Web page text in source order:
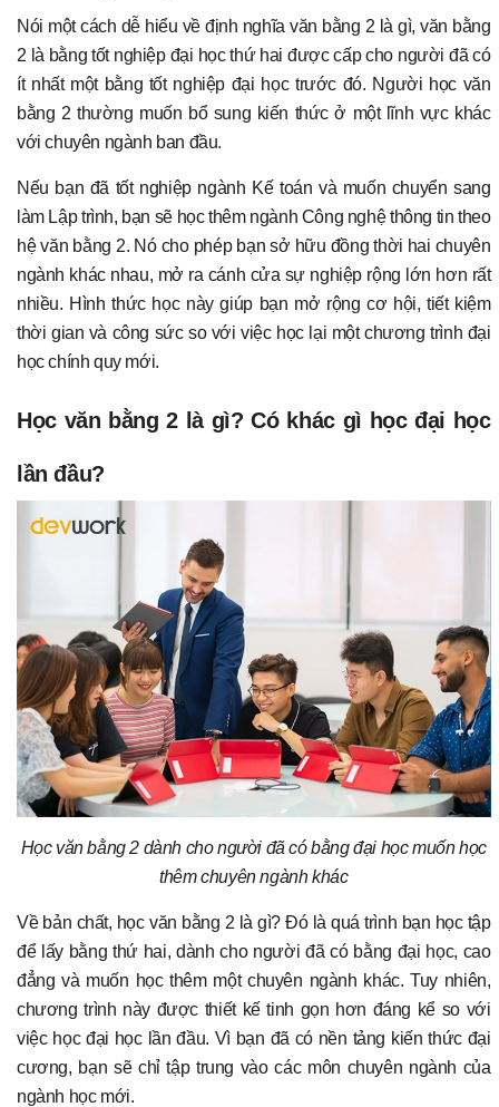
Nói một cách dễ hiểu về định nghĩa văn bằng 2 là gì, văn bằng
2 là bằng tốt nghiệp đại học thứ hai được cấp cho người đã có
ít nhất một bằng tốt nghiệp đại học trước đó. Người học văn
bằng 2 thường muốn bổ sung kiến thức ở một lĩnh vực khác
với chuyên ngành ban đầu.
Nếu bạn đã tốt nghiệp ngành Kế toán và muốn chuyển sang
làm Lập trình, bạn sẽ học thêm ngành Công nghệ thông tin theo
hệ văn bằng 2. Nó cho phép bạn sở hữu đồng thời hai chuyên
ngành khác nhau, mở ra cánh cửa sự nghiệp rộng lớn hơn rất
nhiều. Hình thức học này giúp bạn mở rộng cơ hội, tiết kiệm
thời gian và công sức so với việc học lại một chương trình đại
học chính quy mới.
Học văn bằng 2 là gì? Có khác gì học đại học
lần đầu?
Học văn bằng 2 dành cho người đã có bằng đại học muốn học
thêm chuyên ngành khác
Về bản chất, học văn bằng 2 là gì? Đó là quá trình bạn học tập
để lấy bằng thứ hai, dành cho người đã có bằng đại học, cao
đẳng và muốn học thêm một chuyên ngành khác. Tuy nhiên,
chương trình này được thiết kế tinh gọn hơn đáng kể so với
việc học đại học lần đầu. Vì bạn đã có nền tảng kiến thức đại
cương, bạn sẽ chỉ tập trung vào các môn chuyên ngành của
ngành học mới.